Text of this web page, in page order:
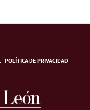
POLÍTICA DE PRIVACIDAD